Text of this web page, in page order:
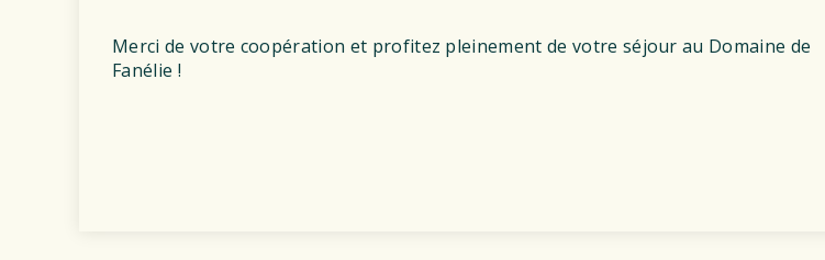
Merci de votre coopération et profitez pleinement de votre séjour au Domaine de
Fanélie !